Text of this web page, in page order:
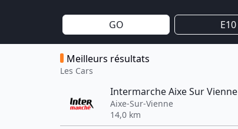
GO E10
Meilleurs résultats
Les Cars
Intermarche Aixe Sur Vienne
Aixe-Sur-Vienne
14,0 km